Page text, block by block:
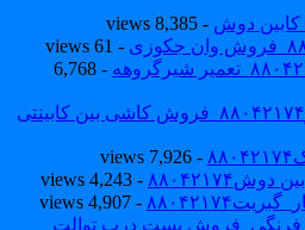
دوش- 8,385 views
- 61 views
- 6,768
- 7,926 views
- 4,243 views
- 4,907 views
بست درب توالت